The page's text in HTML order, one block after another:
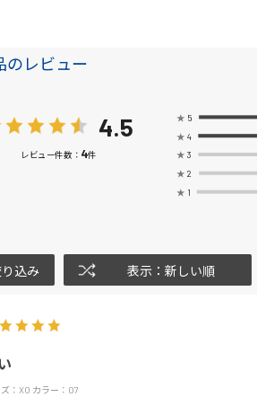
のレビュー
4.5
レビュー件数： 4件
★ 5
★ 4
★ 3
★ 2
★ 1
込み 表示：新しい順
：XO カラー：07